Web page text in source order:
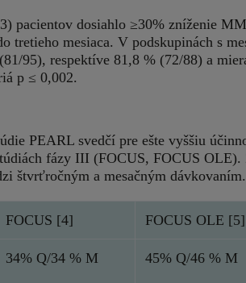
pacientov dosiahlo ≥30% zníženie
tretieho mesiaca. V podskupinách s
95), respektíve 81,8 % (72/88) a
p ≤ 0,002.
PEARL svedčí pre ešte vyššiu
fázy III (FOCUS, FOCUS
štvrťročným a mesačným dávkovaním.
FOCUS [4] FOCUS OLE [5]
34% Q/34 % M 45% Q/46 % M